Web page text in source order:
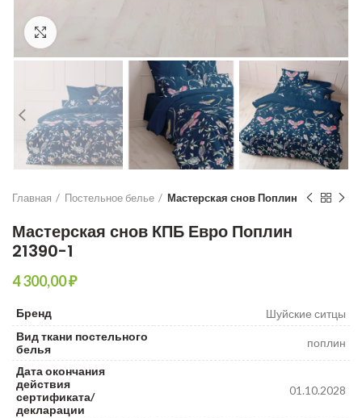
Главная Постельное белье Мастерская снов Поплин
Мастерская снов КПБ Евро Поплин
21390-1
₽
Бренд
Шуйские ситцы
Вид ткани постельного
белья
поплин
Дата окончания
действия
сертификата/
декларации
01.10.2028